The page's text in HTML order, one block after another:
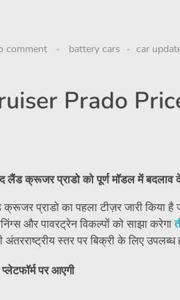
comment battery cars car
Prado
लैंड क्रूजर प्राडो को पूर्ण मॉडल में बदलाव
प्राडो का पहला टीज़र जारी किया
और पावरट्रेन विकल्पों को साझा करेगा
स्तर पर बिक्री के लिए उपलब्ध
पर आएगी